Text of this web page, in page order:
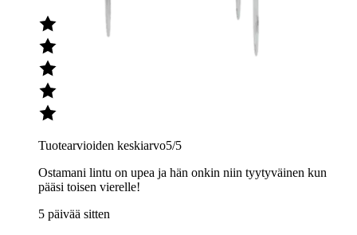
Tuotearvioiden keskiarvo5/5
Ostamani lintu on upea ja hän onkin niin tyytyväinen kun
pääsi toisen vierelle!
5 päivää sitten